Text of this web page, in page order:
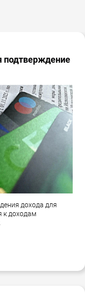
подтверждение
дохода для
к доходам